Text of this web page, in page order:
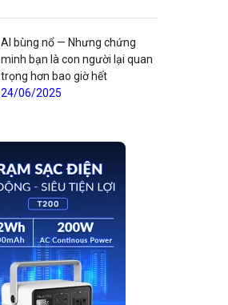
AI bùng nổ — Nhưng chứng
minh bạn là con người lại quan
trọng hơn bao giờ hết
24/06/2025